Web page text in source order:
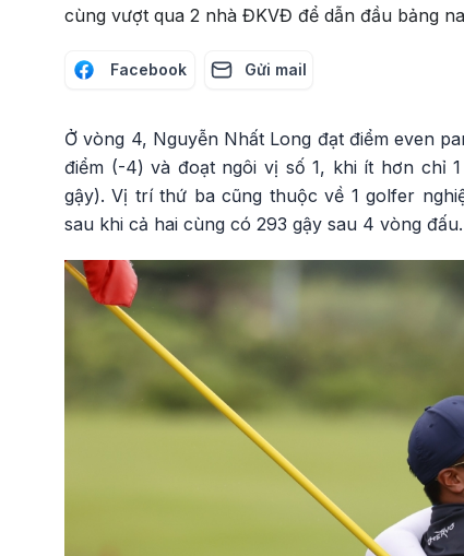
cùng vượt qua 2 nhà ĐKVĐ để dẫn đầu bảng
Facebook Gửi mail
Ở vòng 4, Nguyễn Nhất Long đạt điểm even
điểm (-4) và đoạt ngôi vị số 1, khi ít hơn chỉ
gậy). Vị trí thứ ba cũng thuộc về 1 golfer
sau khi cả hai cùng có 293 gậy sau 4 vòng đấu.